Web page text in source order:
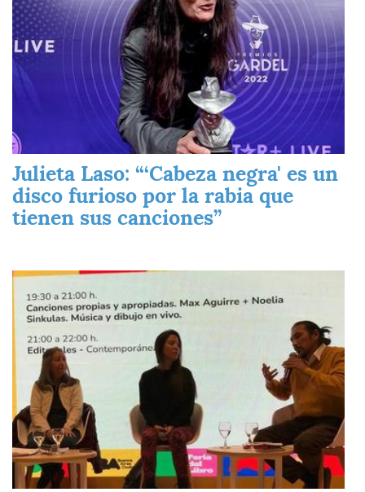
Julieta Laso: “‘Cabeza negra' es un
disco furioso por la rabia que
tienen sus canciones”
Imagen